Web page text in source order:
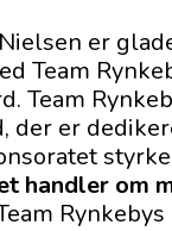
er
Team
Team
der er
handler om
Rynkebys